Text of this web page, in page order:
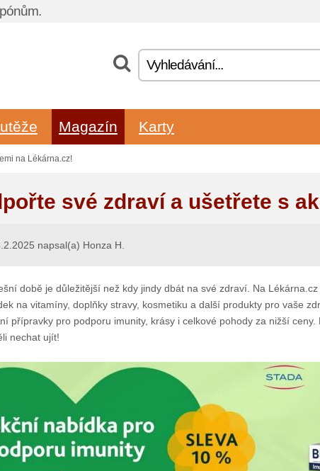
Magazín Karty
na Lékárna.cz!
své zdraví a ušetřete s
napsal(a) Honza H.
době je důležitější než kdy jindy dbát na své zdraví. Na
na vitamíny, doplňky stravy, kosmetiku a další produkty pro vaše
přípravky pro podporu imunity, krásy i celkové pohody za nižší
nechat ujít!